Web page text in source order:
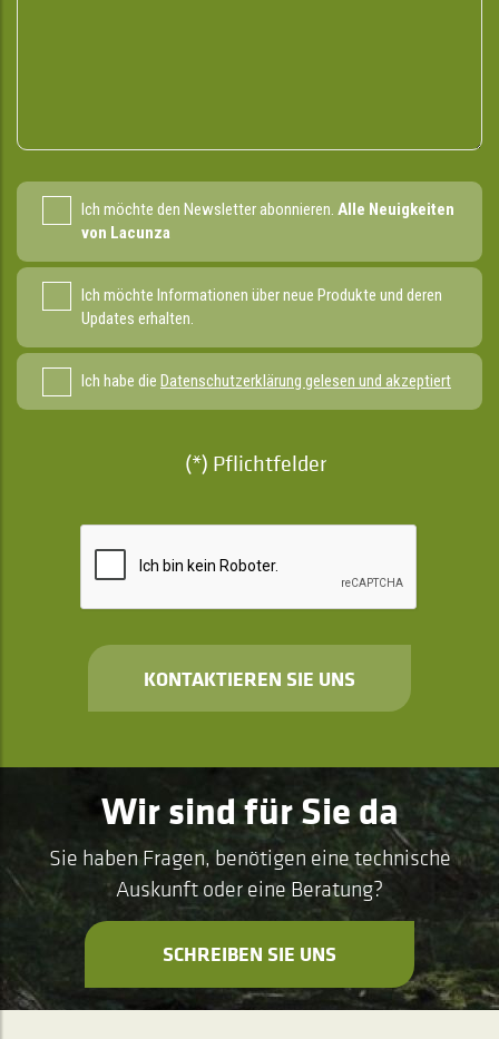
Ich möchte den Newsletter abonnieren. Alle Neuigkeiten
von Lacunza
Ich möchte Informationen über neue Produkte und deren
Updates erhalten.
Ich habe die Datenschutzerklärung gelesen und akzeptiert
(*) Pflichtfelder
KONTAKTIEREN SIE UNS
Wir sind für Sie da
Sie haben Fragen, benötigen eine technische
Auskunft oder eine Beratung?
SCHREIBEN SIE UNS